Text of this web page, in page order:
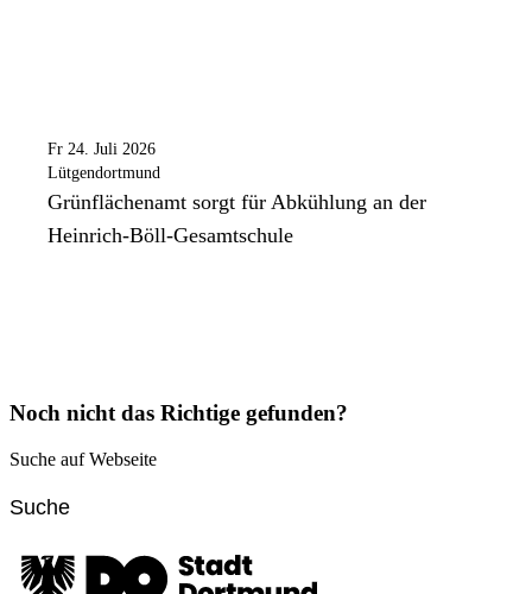
Fr 24. Juli 2026
Lütgendortmund
Grünflächenamt sorgt für Abkühlung an der
Heinrich-Böll-Gesamtschule
Noch nicht das Richtige gefunden?
Suche auf Webseite